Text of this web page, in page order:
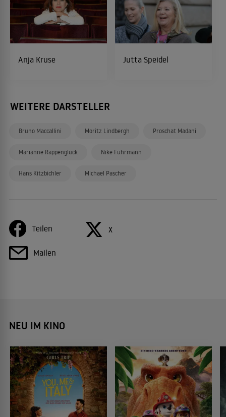
Anja Kruse Jutta Speidel
WEITERE DARSTELLER
Bruno Maccallini Moritz Lindbergh Proschat Madani
Marianne Rappenglück Nike Fuhrmann
Hans Kitzbichler Michael Pascher
Teilen X
Mailen
NEU IM KINO